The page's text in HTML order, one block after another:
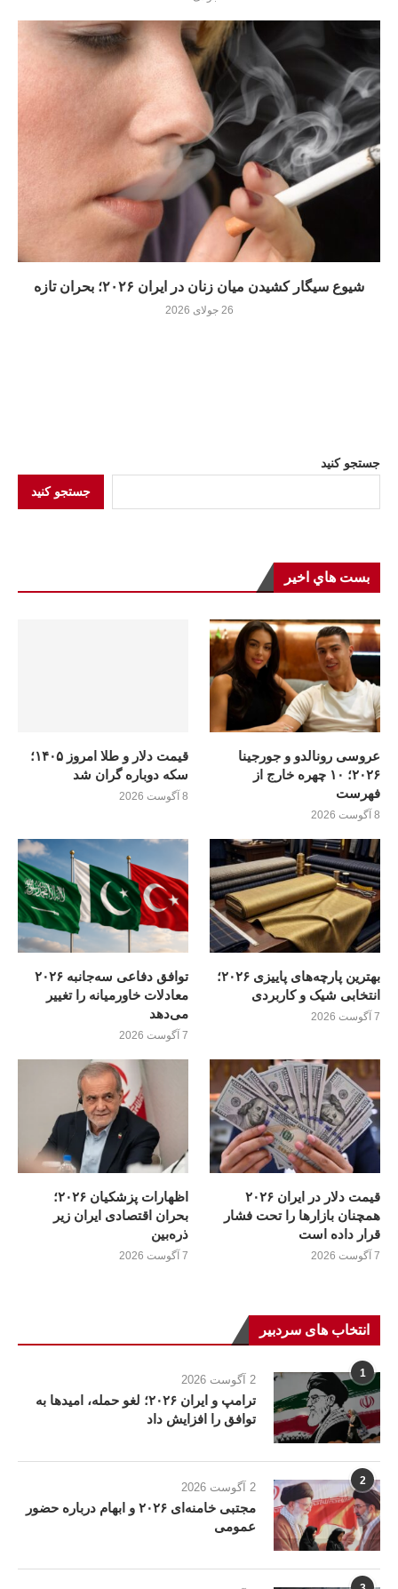
شیوع سیگار کشیدن میان زنان در ایران ۲۰۲۶؛ بحران تازه
26 جولای 2026
جستجو کنید
جستجو کنید
بست هاي اخير
عروسی رونالدو و جورجینا
۲۰۲۶؛ ۱۰ چهره خارج از
فهرست
8 آگوست 2026
قیمت دلار و طلا امروز ۱۴۰۵؛
سکه دوباره گران شد
8 آگوست 2026
بهترین پارچه‌های پاییزی ۲۰۲۶؛
انتخابی شیک و کاربردی
7 آگوست 2026
توافق دفاعی سه‌جانبه ۲۰۲۶
معادلات خاورمیانه را تغییر
می‌دهد
7 آگوست 2026
قیمت دلار در ایران ۲۰۲۶
همچنان بازارها را تحت فشار
قرار داده است
7 آگوست 2026
اظهارات پزشکیان ۲۰۲۶؛
بحران اقتصادی ایران زیر
ذره‌بین
7 آگوست 2026
انتخاب های سردبیر
1 2 آگوست 2026
ترامپ و ایران ۲۰۲۶؛ لغو حمله، امیدها به
توافق را افزایش داد
2 2 آگوست 2026
مجتبی خامنه‌ای ۲۰۲۶ و ابهام درباره حضور
عمومی